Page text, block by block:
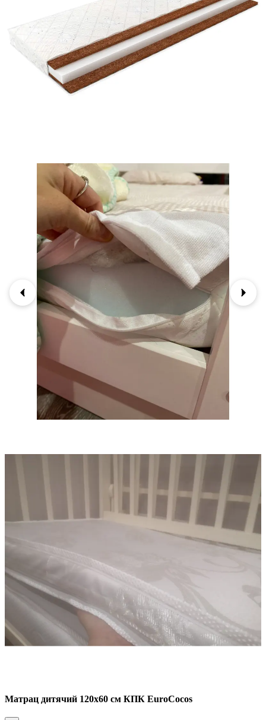
Матрац дитячий 120х60 см КПК EuroCocos